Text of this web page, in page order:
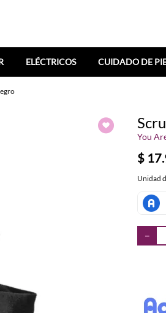
ELÉCTRICOS CUIDADO DE
You
$ 17.
Unidad
－